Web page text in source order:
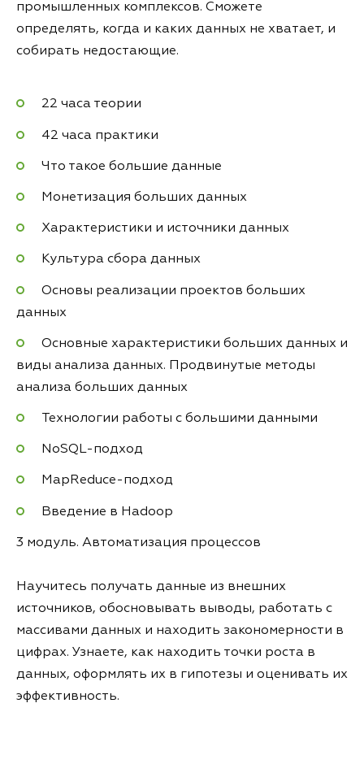
промышленных комплексов. Сможете
определять, когда и каких данных не хватает, и
собирать недостающие.
22 часа теории
42 часа практики
Что такое большие данные
Монетизация больших данных
Характеристики и источники данных
Культура сбора данных
Основы реализации проектов больших
данных
Основные характеристики больших данных и
виды анализа данных. Продвинутые методы
анализа больших данных
Технологии работы с большими данными
NoSQL-подход
MapReduce-подход
Введение в Hadoop
3 модуль. Автоматизация процессов
Научитесь получать данные из внешних
источников, обосновывать выводы, работать с
массивами данных и находить закономерности в
цифрах. Узнаете, как находить точки роста в
данных, оформлять их в гипотезы и оценивать их
эффективность.